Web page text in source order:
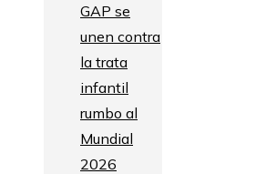
GAP se
unen contra
la trata
infantil
rumbo al
Mundial
2026